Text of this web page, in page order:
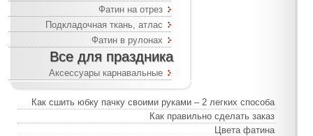
Фатин на отрез
Подкладочная ткань, атлас
Фатин в рулонах
Все для праздника
Аксессуары карнавальные
Как сшить юбку пачку своими руками – 2 легких способа
Как правильно сделать заказ
Цвета фатина